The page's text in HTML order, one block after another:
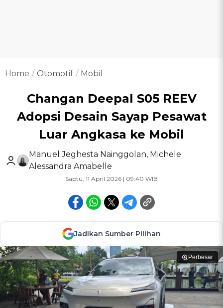
Home Otomotif Mobil
Changan Deepal S05 REEV
Adopsi Desain Sayap Pesawat
Luar Angkasa ke Mobil
Manuel Jeghesta Nainggolan, Michele
Alessandra Amabelle
Sabtu, 11 April 2026 | 09:40 WIB
Jadikan Sumber Pilihan
Perbesar